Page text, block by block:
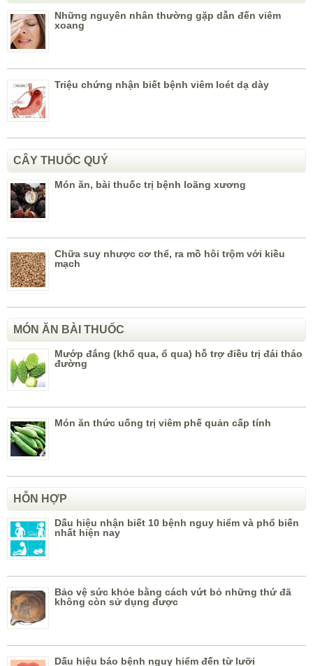
Những nguyên nhân thường gặp dẫn đến viêm
xoang
Triệu chứng nhận biết bệnh viêm loét dạ dày
CÂY THUỐC QUÝ
Món ăn, bài thuốc trị bệnh loãng xương
Chữa suy nhược cơ thể, ra mồ hôi trộm với kiều
mạch
MÓN ĂN BÀI THUỐC
Mướp đắng (khổ qua, ổ qua) hỗ trợ điều trị đái tháo
đường
Món ăn thức uống trị viêm phế quản cấp tính
HỖN HỢP
Dấu hiệu nhận biết 10 bệnh nguy hiểm và phổ biến
nhất hiện nay
Bảo vệ sức khỏe bằng cách vứt bỏ những thứ đã
không còn sử dụng được
Dấu hiệu báo bệnh nguy hiểm đến từ lưỡi